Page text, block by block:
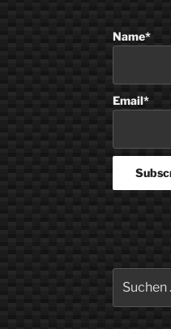
Name*
Email*
nach: